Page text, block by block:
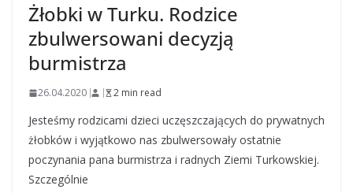
Żłobki w Turku. Rodzice
zbulwersowani decyzją
burmistrza
26.04.2020 2 min read
Jesteśmy rodzicami dzieci uczęszczających do prywatnych
żłobków i wyjątkowo nas zbulwersowały ostatnie
poczynania pana burmistrza i radnych Ziemi Turkowskiej.
Szczególnie